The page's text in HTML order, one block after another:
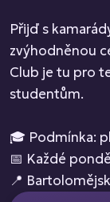
Přijď s
zvýhodněnou
Club je tu pro
studentům.
🎓 Podmínka:
📅 Každé
📍